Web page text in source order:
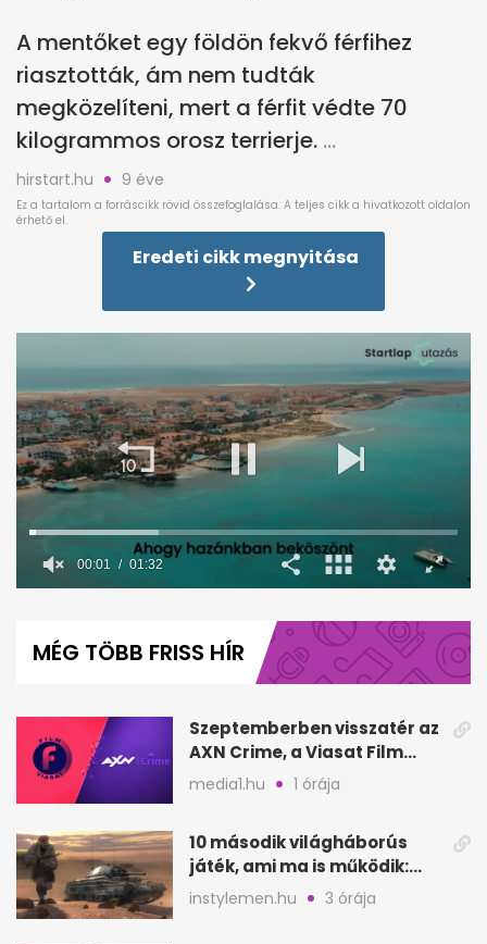
A mentőket egy földön fekvő férfihez
riasztották, ám nem tudták
megközelíteni, mert a férfit védte 70
kilogrammos orosz terrierje.
hirstart.hu 9 éve
Eredeti cikk megnyitása
minute,
00:02 01:32
MÉG TÖBB FRISS HÍR
Szeptemberben visszatér az
AXN Crime, a Viasat Film
megszűnik
media1.hu 1 órája
10 második világháborús
játék, ami ma is működik:
hangulat és játékmenet
instylemen.hu 3 órája